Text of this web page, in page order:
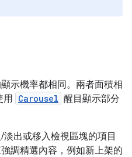
示機率都相同。兩者面積相
用 Carousel 醒目顯示部分
出或移入檢視區塊的項目
調精選內容，例如新上架的